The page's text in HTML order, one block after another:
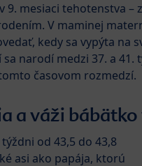
9. mesiaci tehotenstva
V maminej
kedy sa vypýta na
sa narodí medzi 37. a
časovom rozmedzí.
a váži
od 43,5 do 43,8
asi ako papája, ktorú